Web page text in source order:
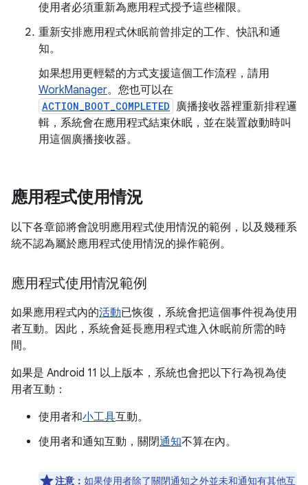
使用者必須重新為應用程式授予這些權限。
重新安排應用程式休眠前曾排定的工作、快訊和通
知。
如果想用更輕鬆的方式支援這個工作流程，請用
WorkManager。您也可以在
ACTION_BOOT_COMPLETED 廣播接收器裡重新排程邏
輯，系統會在應用程式結束休眠，並在裝置啟動時叫
用這個廣播接收器。
應用程式使用情況
以下各章節將會說明應用程式使用情況的範例，以及幾種系
統不認為屬於應用程式使用情況的操作範例。
應用程式使用情況範例
如果應用程式內的活動已恢復，系統會把這個事件視為使用
者互動。因此，系統會延長應用程式進入休眠前所需的時
間。
如果是 Android 11 以上版本，系統也會把以下行為視為使
用者互動：
使用者和小工具互動。
使用者和通知互動，關閉通知不算在內。
注意： 如果使用者除了關閉通知之外並未和通知有其他互